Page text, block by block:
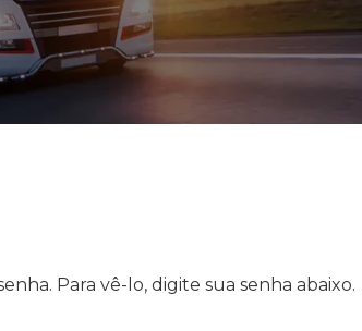
Para vê-lo, digite sua senha abaixo.